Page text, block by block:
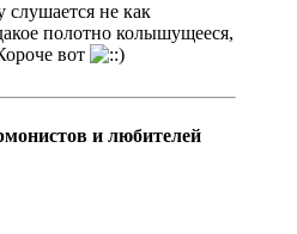
слушается не как
полотно колышущееся,
вот
и любителей